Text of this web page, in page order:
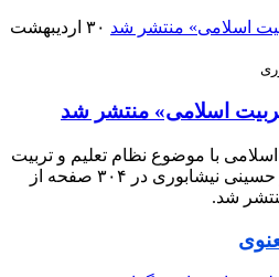
۳۰ اردیبهشت
اسلامی» منتشر شد
با موضوع نظام تعلیم و تربیت
اسلامی به قلم سید علی اکبر حسینی نیشابوری در ۳۰۴ صفحه از
شد.